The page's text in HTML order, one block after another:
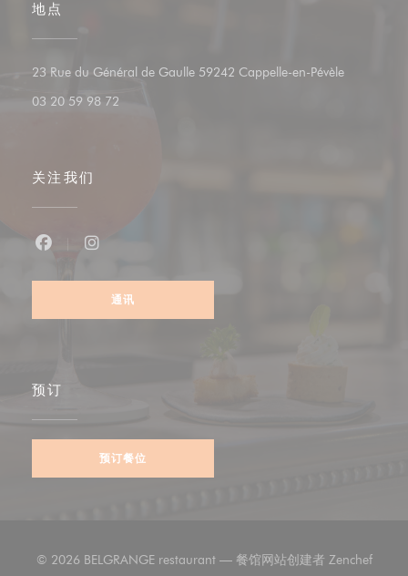
地点
23 Rue du Général de Gaulle 59242 Cappelle-en-Pévèle((在新窗口
03 20 59 98 72
关注我们
通讯
预订
预订餐位
© 2026 BELGRANGE restaurant — 餐馆网站创建者 Zenchef((在新